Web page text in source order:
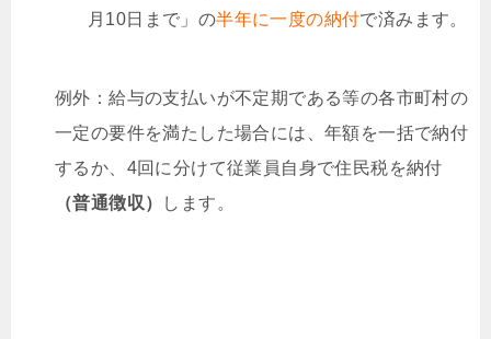
月10日まで」の半年に一度の納付で済みます。
例外：給与の支払いが不定期である等の各市町村の
一定の要件を満たした場合には、年額を一括で納付
するか、4回に分けて従業員自身で住民税を納付
（普通徴収）
します。